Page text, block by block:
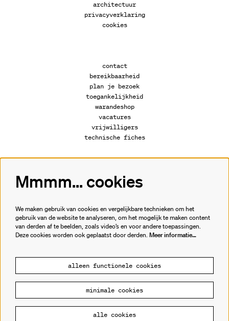
architectuur
privacyverklaring
cookies
contact
bereikbaarheid
plan je bezoek
toegankelijkheid
warandeshop
vacatures
vrijwilligers
technische fiches
Volg ons
Meld je aan voor de nieuwsbrief.
© Cultuurhuis de Warande
Powered byCultureSuite
Mmmm... cookies
We maken gebruik van cookies en vergelijkbare technieken om het
gebruik van de website te analyseren, om het mogelijk te maken content
van derden af te beelden, zoals video’s en voor andere toepassingen.
Deze cookies worden ook geplaatst door derden. Meer informatie…
alleen functionele cookies
minimale cookies
alle cookies